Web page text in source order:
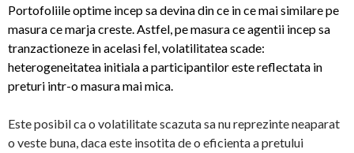
Portofoliile optime incep sa devina din ce in ce mai similare pe
masura ce marja creste. Astfel, pe masura ce agentii incep sa
tranzactioneze in acelasi fel, volatilitatea scade:
heterogeneitatea initiala a participantilor este reflectata in
preturi intr-o masura mai mica.
Este posibil ca o volatilitate scazuta sa nu reprezinte neaparat
o veste buna, daca este insotita de o eficienta a pretului